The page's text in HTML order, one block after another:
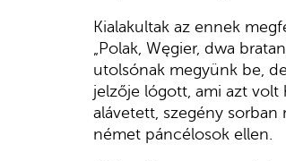
Kialakultak az ennek
„Polak, Węgier, dwa
utolsónak megyünk be,
jelzője lógott, ami azt
alávetett, szegény sorban
német páncélosok ellen.